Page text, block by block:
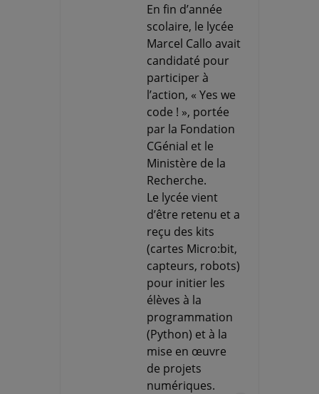
En fin d’année
scolaire, le lycée
Marcel Callo avait
candidaté pour
participer à
l’action, « Yes we
code ! », portée
par la Fondation
CGénial et le
Ministère de la
Recherche.
Le lycée vient
d’être retenu et a
reçu des kits
(cartes Micro:bit,
capteurs, robots)
pour initier les
élèves à la
programmation
(Python) et à la
mise en œuvre
de projets
numériques.